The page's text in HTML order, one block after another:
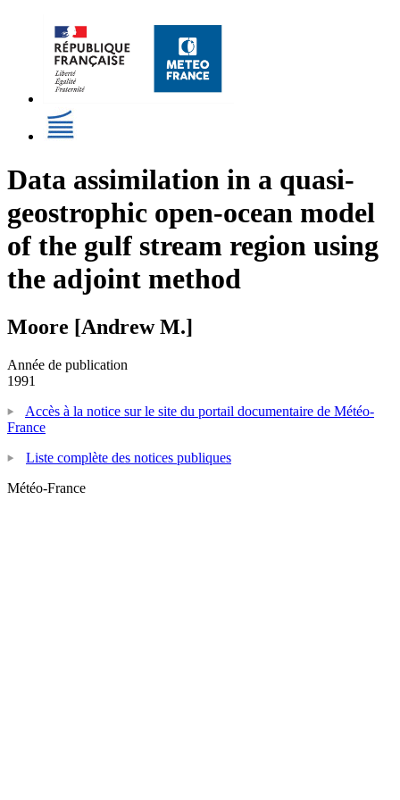
Data assimilation in a quasi-
geostrophic open-ocean model
of the gulf stream region using
the adjoint method
Moore [Andrew M.]
Année de publication
1991
Accès à la notice sur le site du portail documentaire de Météo-
France
Liste complète des notices publiques
Météo-France